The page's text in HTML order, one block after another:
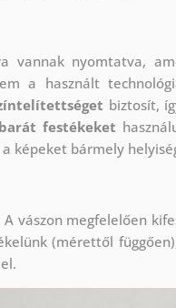
vannak nyomtatva,
a használt
biztosít,
festékeket
képeket bármely
vászon megfelelően
(mérettől